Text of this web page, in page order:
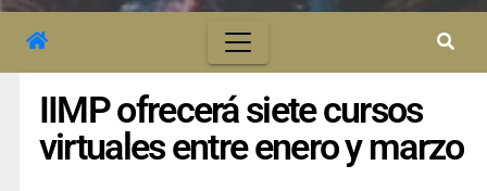
IIMP ofrecerá siete cursos
virtuales entre enero y marzo